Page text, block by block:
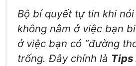
Bộ bí quyết tự tin khi nói
không nằm ở việc bạn
ở việc bạn có “đường
trống. Đây chính là Tips